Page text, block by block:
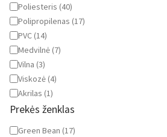
Medžiaga
Poliesteris (40)
Polipropilenas (17)
PVC (14)
Medvilnė (7)
Vilna (3)
Viskozė (4)
Akrilas (1)
Prekės ženklas
Prekės
Green Bean (17)